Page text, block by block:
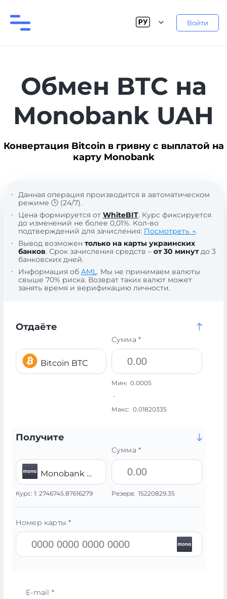
Войти
Обмен BTC на
Monobank UAH
Конвертация Bitcoin в гривну с выплатой на
карту Monobank
Данная операция производится в автоматическом
режиме 🕒 (24/7).
Цена формируется от WhiteBIT. Курс фиксируется
до изменений не более 0,01%. Кол-во
подтверждений для зачисления: Посмотреть →.
Вывод возможен только на карты украинских
банков. Срок зачисления средств – от 30 минутдо 3
банковских дней.
Информация об AML. Мы не принимаем валюты
свыше 70% риска. Возврат таких валют может
занять время и верификацию личности.
Отдаёте
Bitcoin BTC
Сумма *
Мин: 0.0005
-
Макс: 0.01820335
Получите
Monobank UAH
Курс: 1: 2746745.87616279
Сумма *
Резерв: 15220829.35
Номер карты *
E-mail *